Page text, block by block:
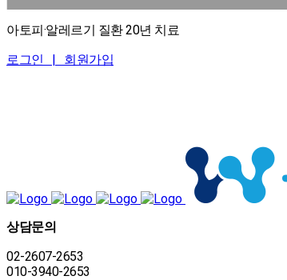
아토피·알레르기 질환 20년 치료
로그인 | 회원가입
상담문의
02-2607-2653
010-3940-2653